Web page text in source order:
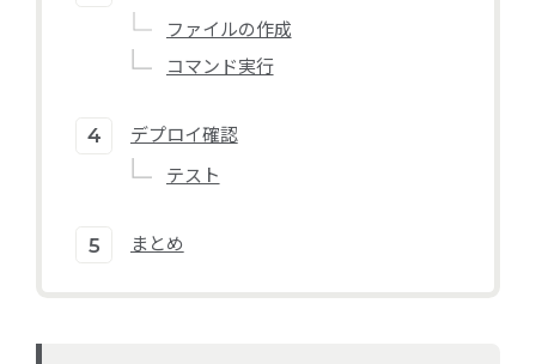
ファイルの作成
コマンド実行
デプロイ確認
テスト
まとめ